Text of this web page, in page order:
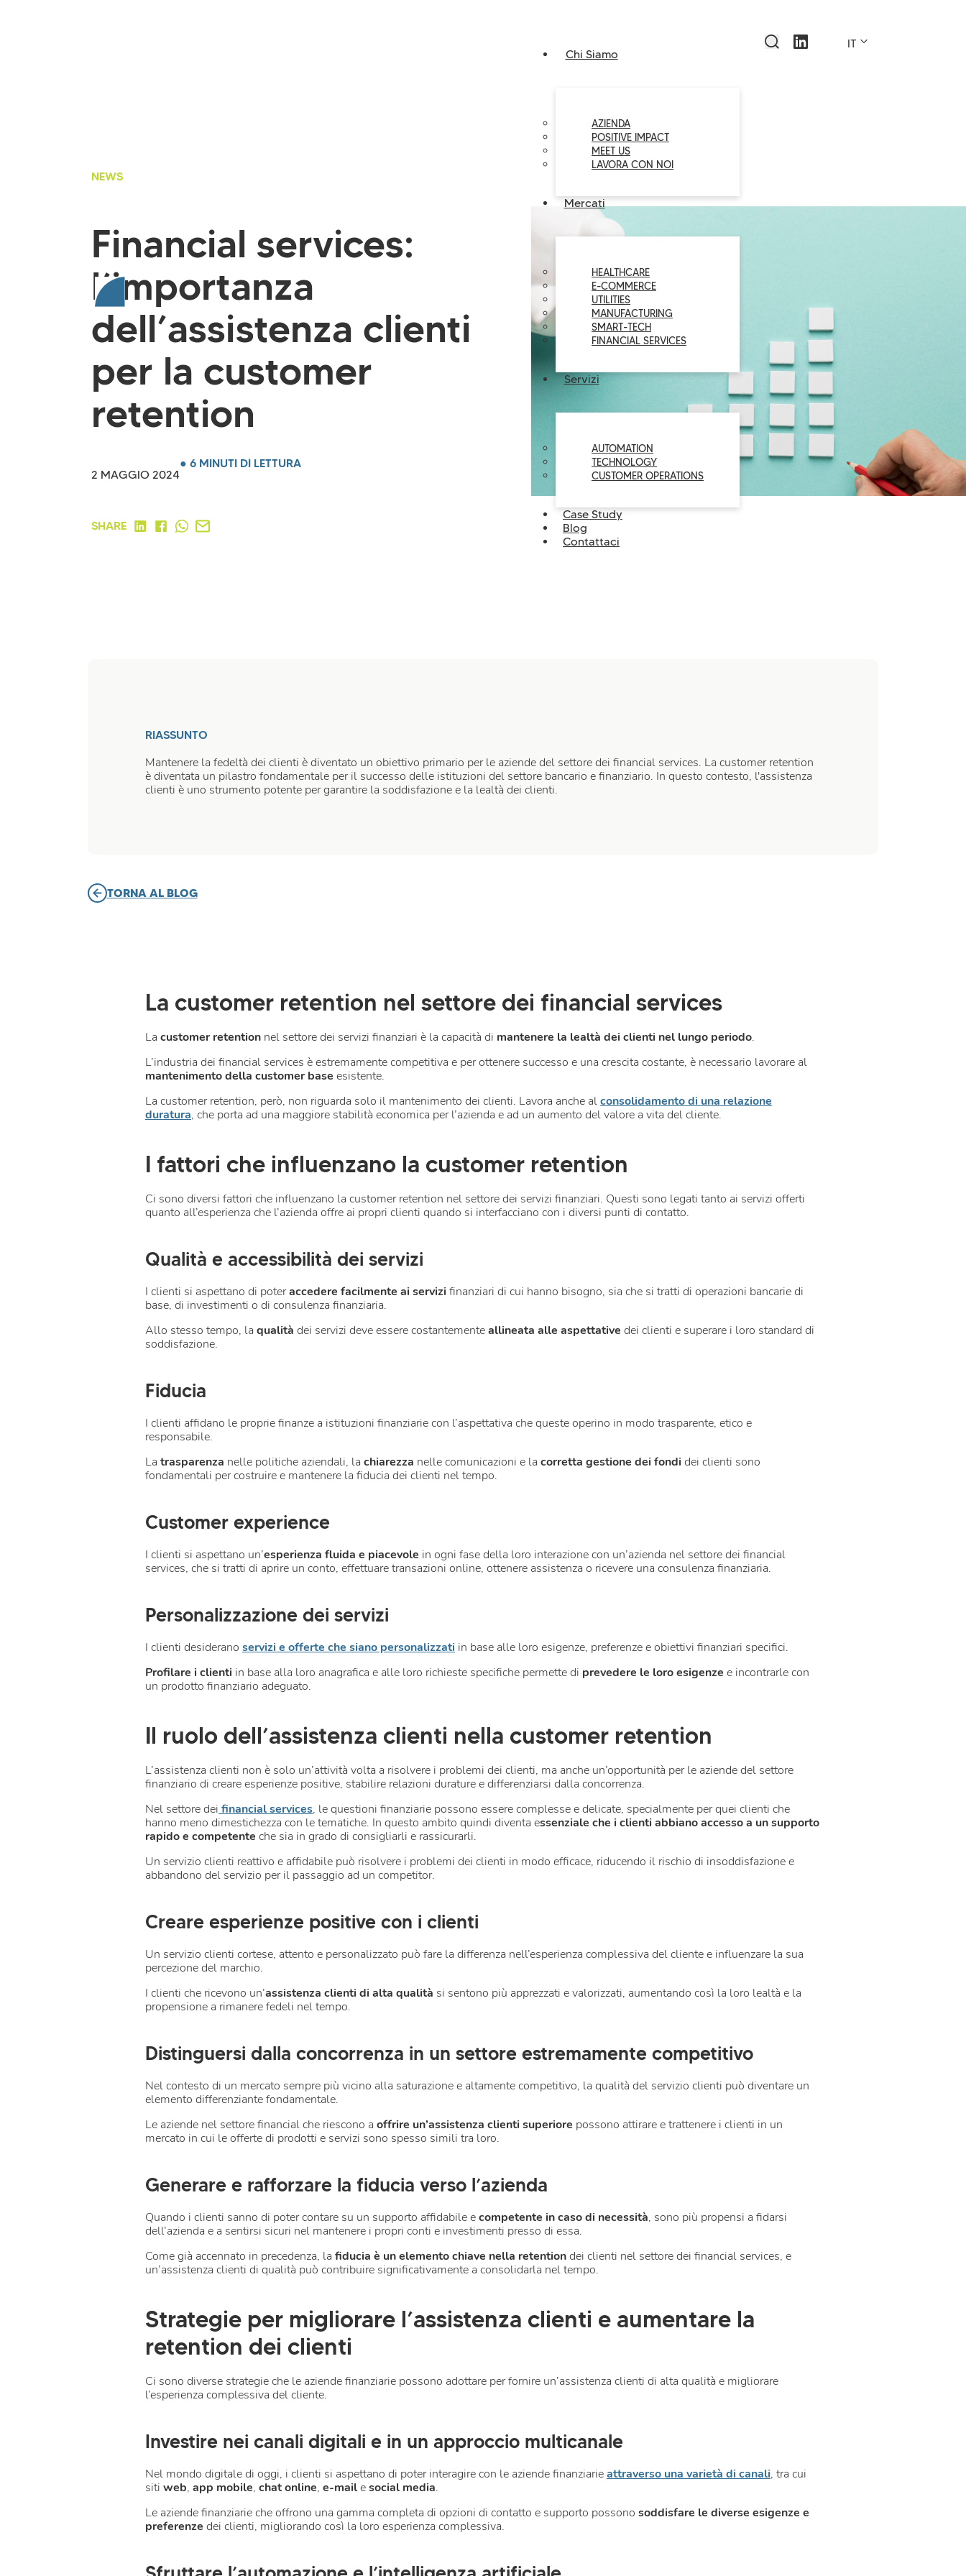
Chi Siamo
AZIENDA
POSITIVE IMPACT
MEET US
LAVORA CON NOI
Mercati
HEALTHCARE
E-COMMERCE
UTILITIES
MANUFACTURING
SMART-TECH
FINANCIAL SERVICES
Servizi
AUTOMATION
TECHNOLOGY
CUSTOMER OPERATIONS
Case Study
Blog
Contattaci
IT
NEWS
Financial services:
l’importanza
dell’assistenza clienti
per la customer
retention
2 MAGGIO 2024
● 6 MINUTI DI LETTURA
SHARE
RIASSUNTO
Mantenere la fedeltà dei clienti è diventato un obiettivo primario per le aziende del settore dei financial services. La customer retention
è diventata un pilastro fondamentale per il successo delle istituzioni del settore bancario e finanziario. In questo contesto, l'assistenza
clienti è uno strumento potente per garantire la soddisfazione e la lealtà dei clienti.
TORNA AL BLOG
La customer retention nel settore dei financial services
La customer retention nel settore dei servizi finanziari è la capacità di mantenere la lealtà dei clienti nel lungo periodo.
L’industria dei financial services è estremamente competitiva e per ottenere successo e una crescita costante, è necessario lavorare al
mantenimento della customer base esistente.
La customer retention, però, non riguarda solo il mantenimento dei clienti. Lavora anche alconsolidamento di una relazione
duratura, che porta ad una maggiore stabilità economica per l’azienda e ad un aumento del valore a vita del cliente.
I fattori che influenzano la customer retention
Ci sono diversi fattori che influenzano la customer retention nel settore dei servizi finanziari. Questi sono legati tanto ai servizi offerti
quanto all’esperienza che l’azienda offre ai propri clienti quando si interfacciano con i diversi punti di contatto.
Qualità e accessibilità dei servizi
I clienti si aspettano di poteraccedere facilmente ai servizifinanziari di cui hanno bisogno, sia che si tratti di operazioni bancarie di
base, di investimenti o di consulenza finanziaria.
Allo stesso tempo, la qualità dei servizi deve essere costantementeallineata alle aspettative dei clienti e superare i loro standard di
soddisfazione.
Fiducia
I clienti affidano le proprie finanze a istituzioni finanziarie con l’aspettativa che queste operino in modo trasparente, etico e
responsabile.
La trasparenza nelle politiche aziendali, la chiarezza nelle comunicazioni e la corretta gestione dei fondidei clienti sono
fondamentali per costruire e mantenere la fiducia dei clienti nel tempo.
Customer experience
I clienti si aspettano un’esperienza fluida e piacevole in ogni fase della loro interazione con un’azienda nel settore dei financial
services, che si tratti di aprire un conto, effettuare transazioni online, ottenere assistenza o ricevere una consulenza finanziaria.
Personalizzazione dei servizi
I clienti desiderano servizi e offerte che siano personalizzati in base alle loro esigenze, preferenze e obiettivi finanziari specifici.
Profilare i clienti in base alla loro anagrafica e alle loro richieste specifiche permette di prevedere le loro esigenze e incontrarle con
un prodotto finanziario adeguato.
Il ruolo dell’assistenza clienti nella customer retention
L’assistenza clienti non è solo un’attività volta a risolvere i problemi dei clienti, ma anche un’opportunità per le aziende del settore
finanziario di creare esperienze positive, stabilire relazioni durature e differenziarsi dalla concorrenza.
Nel settore dei financial services, le questioni finanziarie possono essere complesse e delicate, specialmente per quei clienti che
hanno meno dimestichezza con le tematiche. In questo ambito quindi diventa essenziale che i clienti abbiano accesso a un supporto
rapido e competente che sia in grado di consigliarli e rassicurarli.
Un servizio clienti reattivo e affidabile può risolvere i problemi dei clienti in modo efficace, riducendo il rischio di insoddisfazione e
abbandono del servizio per il passaggio ad un competitor.
Creare esperienze positive con i clienti
Un servizio clienti cortese, attento e personalizzato può fare la differenza nell’esperienza complessiva del cliente e influenzare la sua
percezione del marchio.
I clienti che ricevono un’assistenza clienti di alta qualità si sentono più apprezzati e valorizzati, aumentando così la loro lealtà e la
propensione a rimanere fedeli nel tempo.
Distinguersi dalla concorrenza in un settore estremamente competitivo
Nel contesto di un mercato sempre più vicino alla saturazione e altamente competitivo, la qualità del servizio clienti può diventare un
elemento differenziante fondamentale.
Le aziende nel settore financial che riescono a offrire un’assistenza clienti superiore possono attirare e trattenere i clienti in un
mercato in cui le offerte di prodotti e servizi sono spesso simili tra loro.
Generare e rafforzare la fiducia verso l’azienda
Quando i clienti sanno di poter contare su un supporto affidabile ecompetente in caso di necessità, sono più propensi a fidarsi
dell’azienda e a sentirsi sicuri nel mantenere i propri conti e investimenti presso di essa.
Come già accennato in precedenza, la fiducia è un elemento chiave nella retentiondei clienti nel settore dei financial services, e
un’assistenza clienti di qualità può contribuire significativamente a consolidarla nel tempo.
Strategie per migliorare l’assistenza clienti e aumentare la
retention dei clienti
Ci sono diverse strategie che le aziende finanziarie possono adottare per fornire un’assistenza clienti di alta qualità e migliorare
l’esperienza complessiva del cliente.
Investire nei canali digitali e in un approccio multicanale
Nel mondo digitale di oggi, i clienti si aspettano di poter interagire con le aziende finanziarieattraverso una varietà di canali, tra cui
siti web, app mobile, chat online, e-mailesocial media.
Le aziende finanziarie che offrono una gamma completa di opzioni di contatto e supporto possono soddisfare le diverse esigenze e
preferenze dei clienti, migliorando così la loro esperienza complessiva.